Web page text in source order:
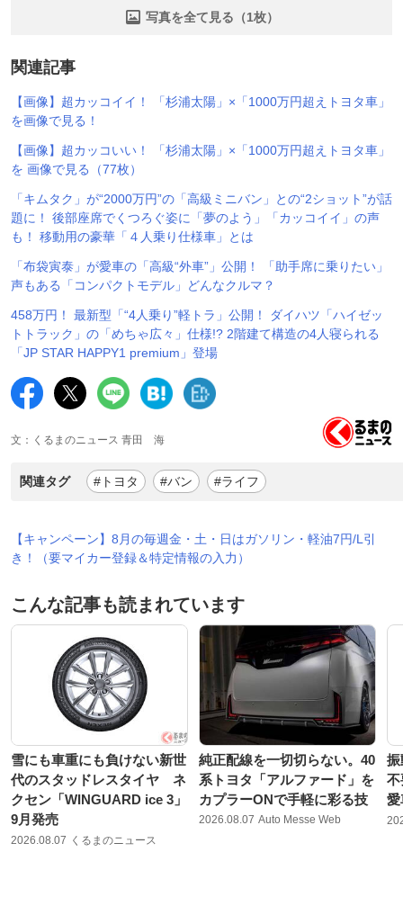
写真を全て見る（1枚）
関連記事
【画像】超カッコイイ！ 「杉浦太陽」×「1000万円超えトヨタ車」
を画像で見る！
【画像】超カッコいい！ 「杉浦太陽」×「1000万円超えトヨタ車」
を 画像で見る（77枚）
「キムタク」が“2000万円”の「高級ミニバン」との“2ショット”が話
題に！ 後部座席でくつろぐ姿に「夢のよう」「カッコイイ」の声
も！ 移動用の豪華「４人乗り仕様車」とは
「布袋寅泰」が愛車の「高級“外車”」公開！ 「助手席に乗りたい」
声もある「コンパクトモデル」どんなクルマ？
458万円！ 最新型「“4人乗り”軽トラ」公開！ ダイハツ「ハイゼッ
トトラック」の「めちゃ広々」仕様!? 2階建て構造の4人寝られる
「JP STAR HAPPY1 premium」登場
文：くるまのニュース 青田 海
関連タグ #トヨタ #バン #ライフ
【キャンペーン】8月の毎週金・土・日はガソリン・軽油7円/L引
き！（要マイカー登録＆特定情報の入力）
こんな記事も読まれています
雪にも車重にも負けない新世
代のスタッドレスタイヤ ネ
クセン「WINGUARD ice 3」
9月発売
2026.08.07 くるまのニュース
純正配線を一切切らない。40
系トヨタ「アルファード」を
カプラーONで手軽に彩る技
2026.08.07 Auto Messe Web
不